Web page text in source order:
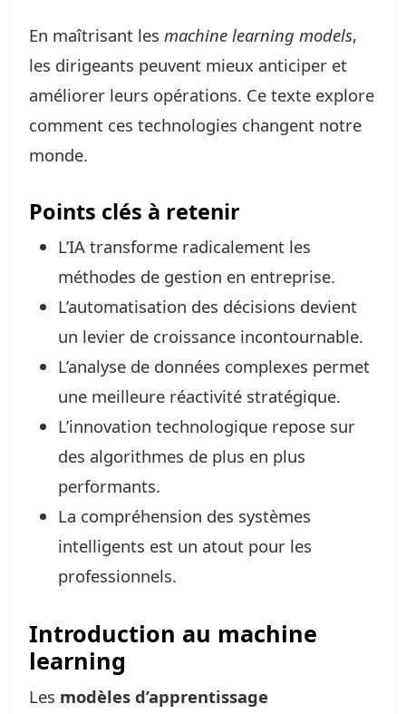
En maîtrisant les machine learning models,
les dirigeants peuvent mieux anticiper et
améliorer leurs opérations. Ce texte explore
comment ces technologies changent notre
monde.
Points clés à retenir
L’IA transforme radicalement les
méthodes de gestion en entreprise.
L’automatisation des décisions devient
un levier de croissance incontournable.
L’analyse de données complexes permet
une meilleure réactivité stratégique.
L’innovation technologique repose sur
des algorithmes de plus en plus
performants.
La compréhension des systèmes
intelligents est un atout pour les
professionnels.
Introduction au machine
learning
Les modèles d’apprentissage